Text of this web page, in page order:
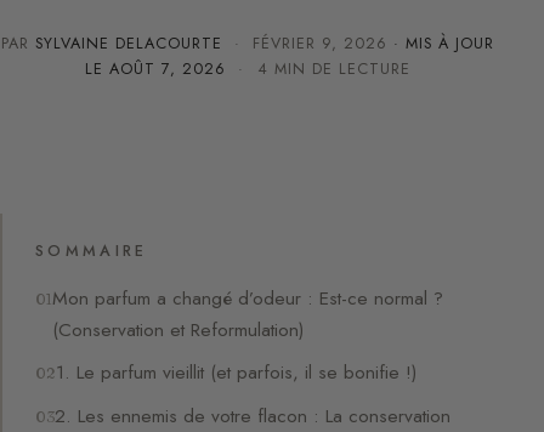
PAR SYLVAINE DELACOURTE · FÉVRIER 9, 2026 · MIS À JOUR
LEAOÛT 7, 2026 · 4 MIN DE LECTURE
SOMMAIRE
Mon parfum a changé d’odeur : Est-ce normal ?
(Conservation et Reformulation)
1. Le parfum vieillit (et parfois, il se bonifie !)
2. Les ennemis de votre flacon : La conservation